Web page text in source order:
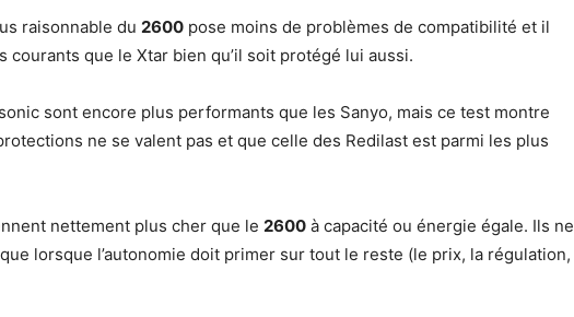
raisonnable du 2600 pose moins de problèmes de compatibilité et il
courants que le Xtar bien qu’il soit protégé lui aussi.
sont encore plus performants que les Sanyo, mais ce test montre
ne se valent pas et que celle des Redilast est parmi les plus
nettement plus cher que le 2600 à capacité ou énergie égale. Ils ne
lorsque l’autonomie doit primer sur tout le reste (le prix, la régulation,